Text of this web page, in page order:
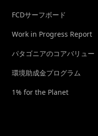
FCDサーフボード
Work in Progress Report
パタゴニアのコアバリュー
環境助成金プログラム
1% for the Planet